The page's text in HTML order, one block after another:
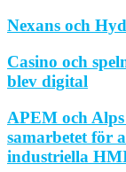
Nexans och
Casino och
blev digital
APEM och
samarbetet för
industriella